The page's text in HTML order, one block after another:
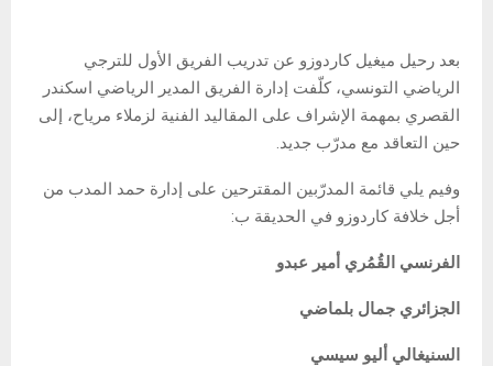
بعد رحيل ميغيل كاردوزو عن تدريب الفريق الأول للترجي
الرياضي التونسي، كلّفت إدارة الفريق المدير الرياضي اسكندر
القصري بمهمة الإشراف على المقاليد الفنية لزملاء مرياح، إلى
حين التعاقد مع مدرّب جديد.
وفيم يلي قائمة المدرّبين المقترحين على إدارة حمد المدب من
أجل خلافة كاردوزو في الحديقة ب:
الفرنسي القُمُري أمير عبدو
الجزائري جمال بلماضي
السنيغالي أليو سيسي